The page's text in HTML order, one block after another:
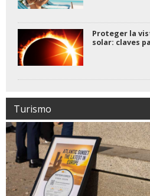
Proteger la
solar: claves
Turismo